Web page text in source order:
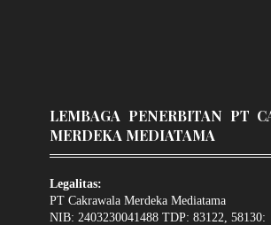
LEMBAGA PENERBITAN PT
MERDEKA MEDIATAMA
Legalitas:
PT Cakrawala Merdeka Mediatama
NIB: 2403230041488 TDP: 83122, 58130: